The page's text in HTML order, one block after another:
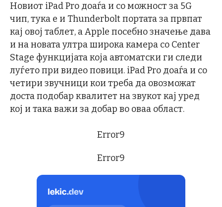
Новиот iPad Pro доаѓа и со можност за 5G
чип, тука е и Thunderbolt портата за првпат
кај овој таблет, а Apple посебно значење дава
и на новата ултра широка камера со Center
Stage функцијата која автоматски ги следи
луѓето при видео повици. iPad Pro доаѓа и со
четири звучници кои треба да овозможат
доста подобар квалитет на звукот кај уред
кој и така важи за добар во оваа област.
Error9
Error9